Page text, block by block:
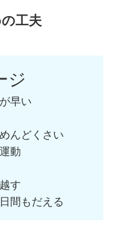
工夫
ジ
早い
んどくさい
動
す
間もだえる